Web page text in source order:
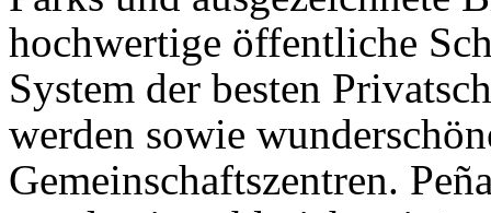
hochwertige öffentliche
System der besten
werden sowie
Gemeinschaftszentren.